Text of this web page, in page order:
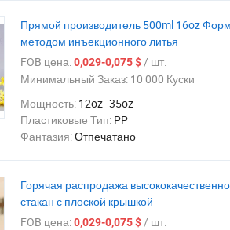
Прямой производитель 500ml 16oz
методом инъекционного литья
FOB цена:0,029-0,075 $/ шт.
Минимальный Заказ: 10 000 Куски
Мощность: 12oz--35oz
Пластиковые Тип: PP
Фантазия:Отпечатано
Горячая распродажа
стакан с плоской крышкой
FOB цена:0,029-0,075 $/ шт.